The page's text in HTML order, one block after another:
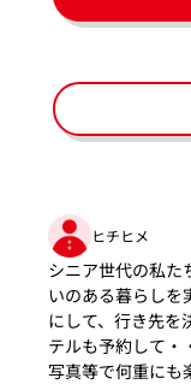
ヒチヒメ
シニア世代の私た
いのある暮らしを
にして、行き先を
テルも予約して・
写真等で何重にも